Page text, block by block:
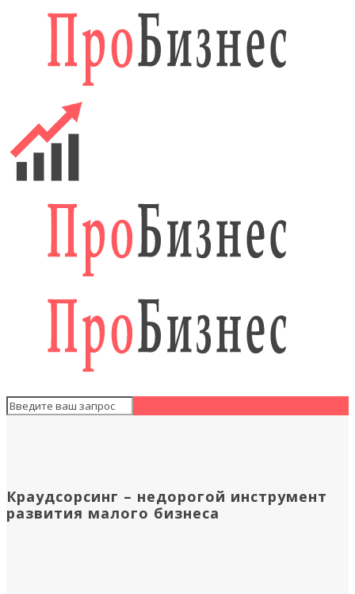
Краудсорсинг – недорогой инструмент
развития малого бизнеса